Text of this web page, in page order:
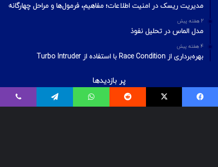
مدیریت ریسک در امنیت اطلاعات؛ مفاهیم، فرمول‌ها و مراحل چهارگانه
2 هفته پیش
مدل الماس در تحلیل نفوذ
4 هفته پیش
بهره‌برداری از Race Condition با استفاده از Turbo Intruder
پر بازدیدها
اردیبهشت ۲۰, ۱۴۰۰